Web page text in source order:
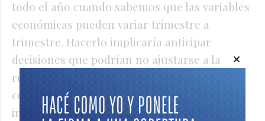
todo el año cuando sabemos que las variables
económicas pueden variar trimestre a
trimestre. Hacerlo implicaría anticipar
decisiones que podrían no ajustarse a la
realidad futura que están dotando a los
contribuyentes como a la previsibilidad
institucional. Por eso nuestra postura fue